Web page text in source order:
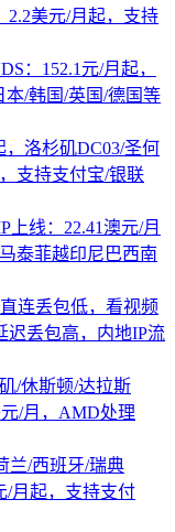
2.2美元/月起，支持
：152.1元/月起，
本/韩国/英国/德国等
，洛杉矶DC03/圣何
支持支付宝/银联
上线：22.41澳元/月
泰菲越印尼巴西南
连丢包低，看视频
迟丢包高，内地IP流
/休斯顿/达拉斯
元/月，AMD处理
兰/西班牙/瑞典
/月起，支持支付